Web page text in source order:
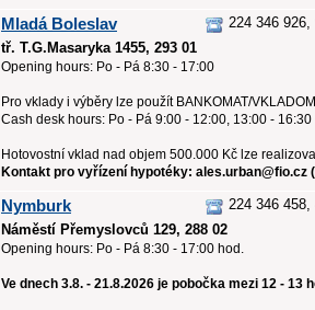
Mladá Boleslav 224 346 926,
tř. T.G.Masaryka 1455, 293 01
Opening hours: Po - Pá 8:30 - 17:00
Pro vklady i výběry lze použít BANKOMAT/
Cash desk hours: Po - Pá 9:00 - 12:00, 13:00 -
Hotovostní vklad nad objem 500.000 Kč lze
Kontakt pro vyřízení hypotéky: ales.urban@fio.cz
Nymburk 224 346 458,
Náměstí Přemyslovců 129, 288 02
Opening hours: Po - Pá 8:30 - 17:00 hod.
Ve dnech 3.8. - 21.8.2026 je pobočka mezi 12 - 13